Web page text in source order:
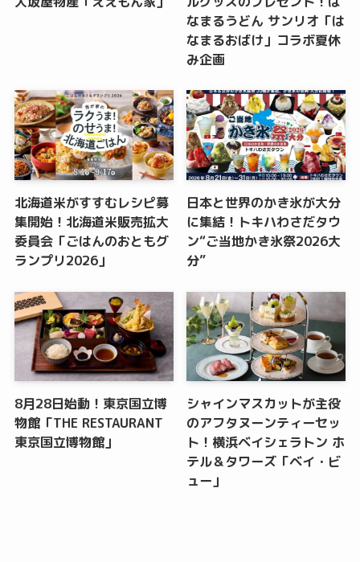
なまるうどん サンリオ「は
なまるおばけ」コラボ夏休
み企画
北海道米がすすむレシピ募
集開始！北海道米販売拡大
委員会「ごはんのおともグ
ランプリ2026」
日本と世界のかき氷が大分
に集結！トキハわさだタウ
ン“ご当地かき氷祭2026大
分”
8月28日始動！東京国立博
物館「THE RESTAURANT
東京国立博物館」
シャインマスカットが主役
のアフタヌーンティーセッ
ト！横浜ベイシェラトン ホ
テル＆タワーズ「ベイ・ビ
ュー」